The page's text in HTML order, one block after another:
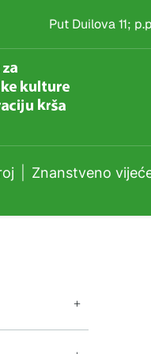
Put Duilova 11;
Znanstveno